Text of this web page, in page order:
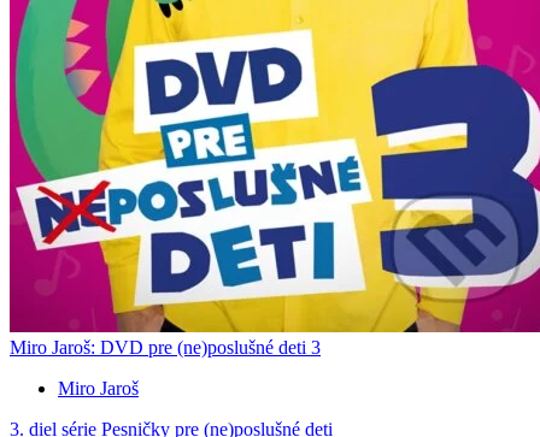
Miro Jaroš: DVD pre (ne)poslušné deti 3
Miro Jaroš
3. diel série Pesničky pre (ne)poslušné deti